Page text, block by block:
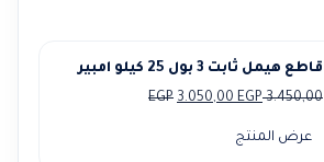
قاطع هيمل ثابت 3 بول 25 كيلو امبير
3.450,00
EGP
السعر 3.050,00EGP
السعر
عرض المنتج